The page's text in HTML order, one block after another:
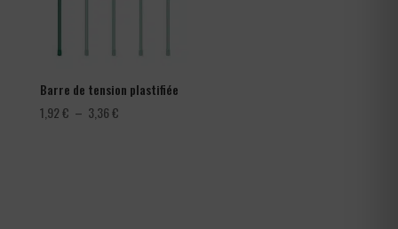
Barre de tension plastifiée
1,92€ – 3,36€Plage